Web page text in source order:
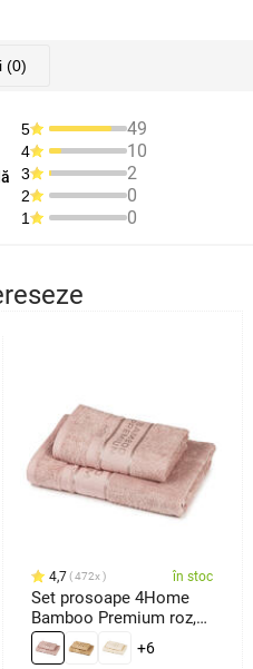
(0)
5 49
4 10
3 2
2 0
1 0
4,7 472x în stoc
Set prosoape 4Home
Bamboo Premium roz,
70 x 140 cm, 50 x 100
cm
+6